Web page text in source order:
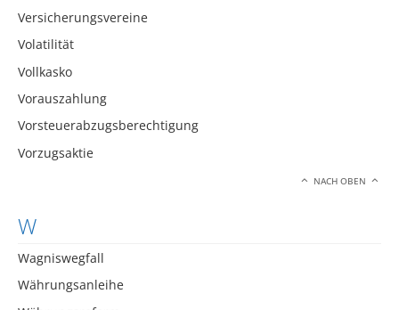
Versicherungsvereine
Volatilität
Vollkasko
Vorauszahlung
Vorsteuerabzugsberechtigung
Vorzugsaktie
NACH OBEN
W
Wagniswegfall
Währungsanleihe